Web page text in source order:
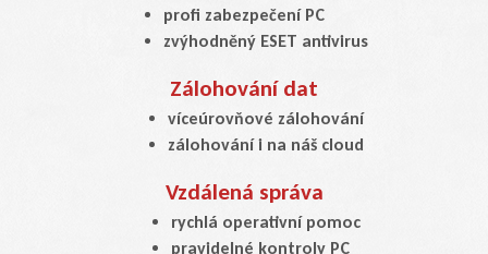
profi zabezpečení PC
zvýhodněný ESET antivirus
Zálohování dat
víceúrovňové zálohování
zálohování i na náš cloud
Vzdálená správa
rychlá operativní pomoc
pravidelné kontroly PC